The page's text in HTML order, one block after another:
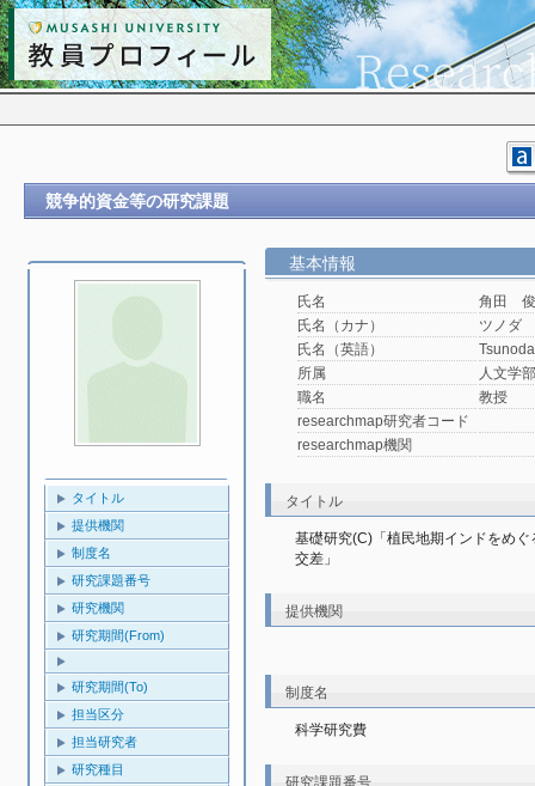
競争的資金等の研究課題
タイトル
提供機関
制度名
研究課題番号
研究機関
研究期間(From)
研究期間(To)
担当区分
担当研究者
研究種目
基本情報
氏名
角田
氏名（カナ）
ツノダ
氏名（英語）
所属
人文学
職名
教授
researchmap研究者コード
researchmap機関
タイトル
基礎研究(C)「植民地期インドをめ
交差」
提供機関
制度名
科学研究費
研究課題番号